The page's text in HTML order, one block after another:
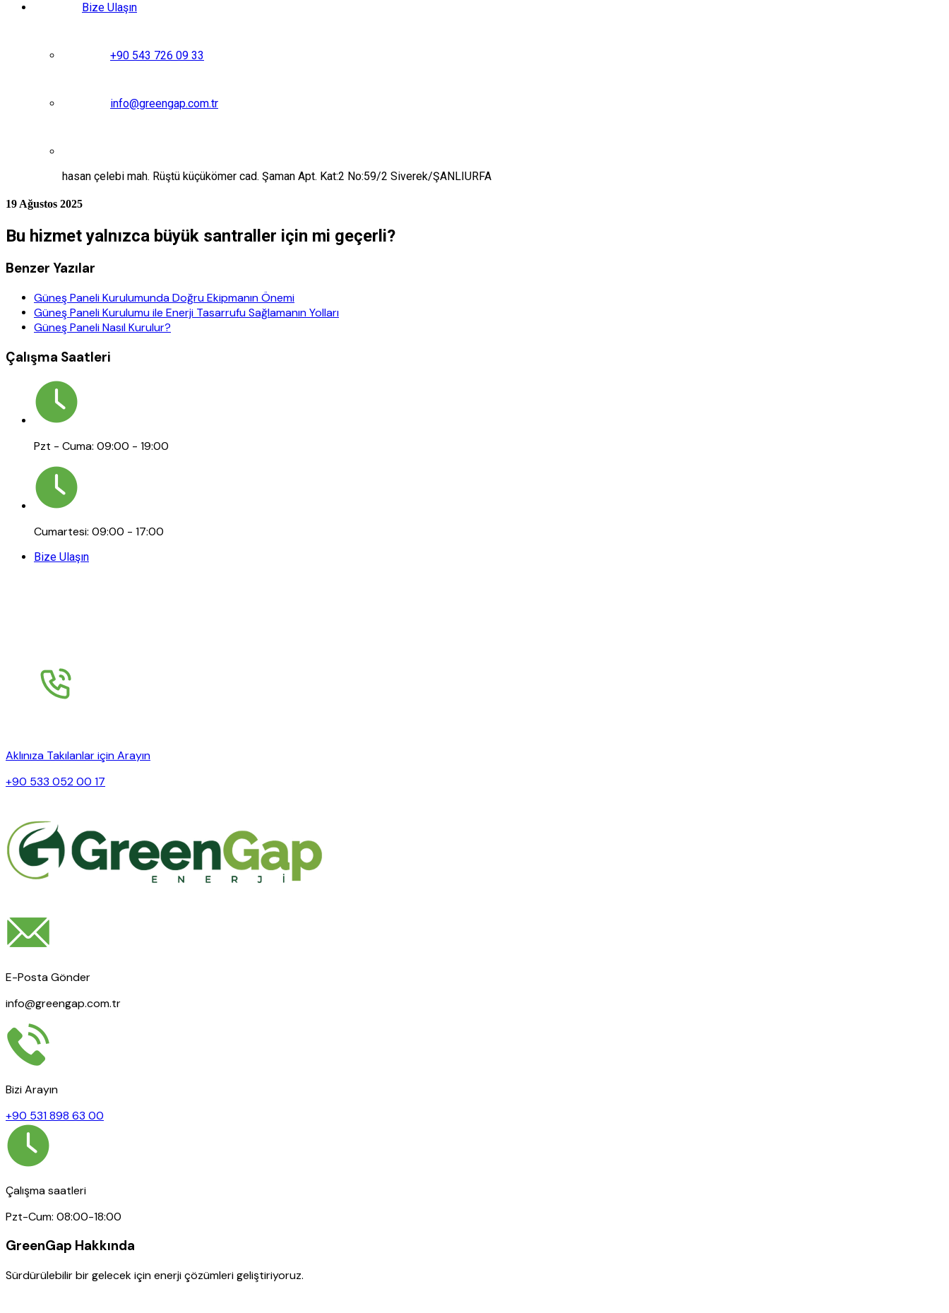
Bize Ulaşın
+90 543 726 09 33
info@greengap.com.tr
hasan çelebi mah. Rüştü küçükömer cad. Şaman Apt. Kat:2 No:59/2 Siverek/ŞANLIURFA
19 Ağustos 2025
Bu hizmet yalnızca büyük santraller için mi geçerli?
Benzer Yazılar
Güneş Paneli Kurulumunda Doğru Ekipmanın Önemi
Güneş Paneli Kurulumu ile Enerji Tasarrufu Sağlamanın Yolları
Güneş Paneli Nasıl Kurulur?
Çalışma Saatleri
Pzt - Cuma: 09:00 - 19:00
Cumartesi: 09:00 - 17:00
Bize Ulaşın
Aklınıza Takılanlar için Arayın
+90 533 052 00 17
E-Posta Gönder
info@greengap.com.tr
Bizi Arayın
+90 531 898 63 00
Çalışma saatleri
Pzt-Cum: 08:00-18:00
GreenGap Hakkında
Sürdürülebilir bir gelecek için enerji çözümleri geliştiriyoruz.